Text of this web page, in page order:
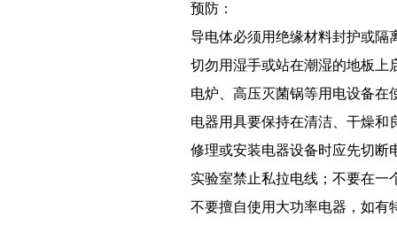
预防：
导电体必须用绝缘材料封护或隔
切勿用湿手或站在潮湿的地板上
电炉、高压灭菌锅等用电设备在
电器用具要保持在清洁、干燥和
修理或安装电器设备时应先切断
实验室禁止私拉电线；不要在一
不要擅自使用大功率电器，如有